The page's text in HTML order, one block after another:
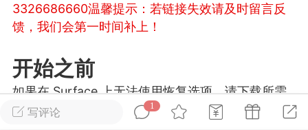
网络
VIP 7
29 21:24
电脑端 Surface Laptop Go 2
Laptop Go 2镜像
网盘下载
Laptop Go 2 i5/8/128 – Windows
写评论
1
3326686660温馨提示：若链接失效请及时留言反
馈，我们会第一时间补上！
开始之前
如果在 Surface 上无法使用恢复选项，请下载所需
的文件以使 Surface 重新正常工作。